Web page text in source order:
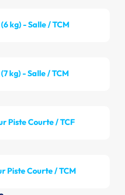
kg) - Salle / TCM
kg) - Salle / TCM
Piste Courte / TCF
Piste Courte / TCM